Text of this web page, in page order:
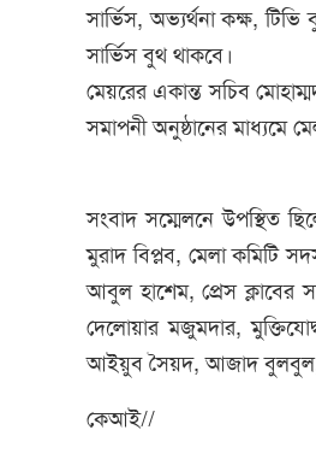
সার্ভিস, অভ্যর্থনা কক্ষ, টিভি
সার্ভিস বুথ থাকবে।
মেয়রের একান্ত সচিব
সমাপনী অনুষ্ঠানের মাধ্যমে
সংবাদ সম্মেলনে উপস্থিত
মুরাদ বিপ্লব, মেলা কমিটি
আবুল হাশেম, প্রেস ক্লাবের
দেলোয়ার মজুমদার,
আইয়ুব সৈয়দ, আজাদ বুলবুল,
কেআই//